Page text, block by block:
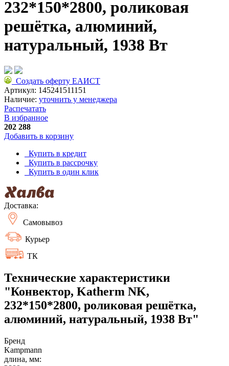
232*150*2800, роликовая
решётка, алюминий,
натуральный, 1938 Вт
Создать оферту ЕАИСТ
Артикул: 145241511151
Наличие: уточнить у менеджера
Распечатать
В избранное
202 288
Добавить в корзину
Купить в кредит
Купить в рассрочку
Купить в один клик
Доставка:
Самовывоз
Курьер
ТК
Технические характеристики
"Конвектор, Katherm NK,
232*150*2800, роликовая решётка,
алюминий, натуральный, 1938 Вт"
Бренд
Kampmann
длина, мм: